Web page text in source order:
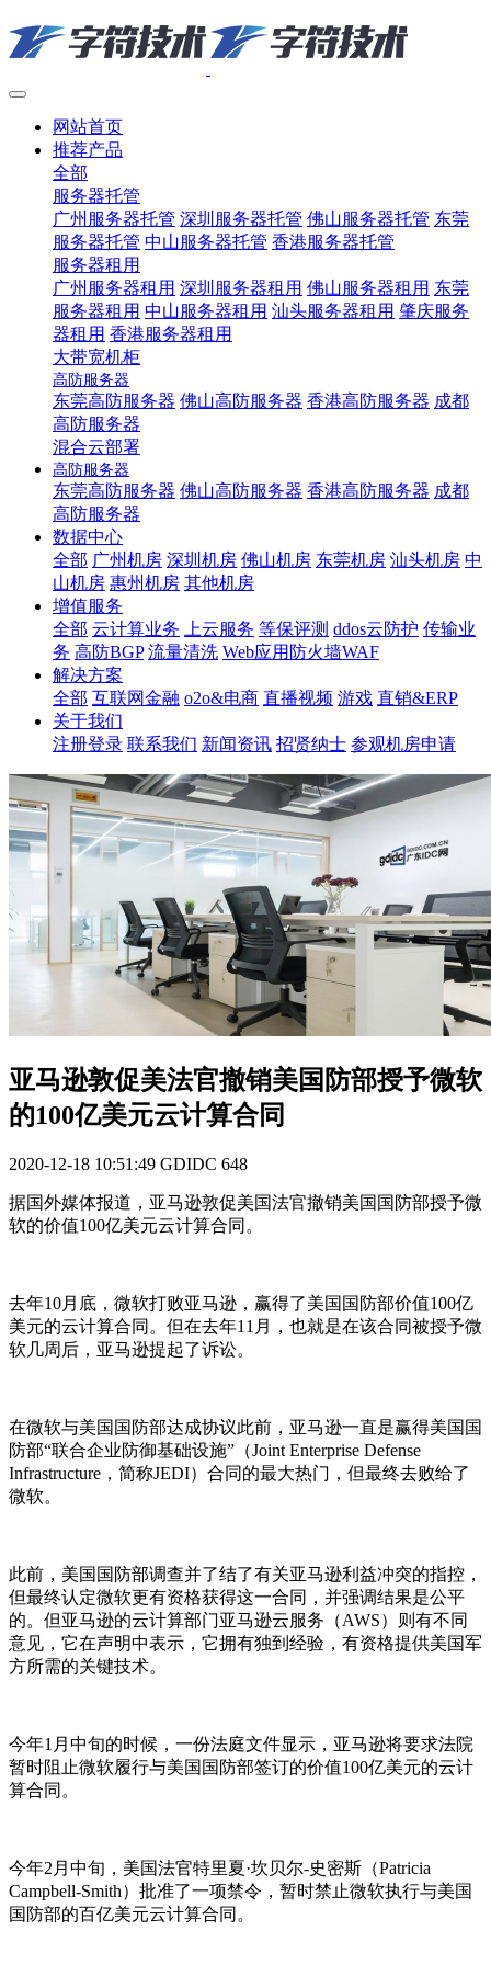
网站首页
推荐产品
全部
服务器托管
广州服务器托管 深圳服务器托管 佛山服务器托管 东莞
服务器托管 中山服务器托管 香港服务器托管
服务器租用
广州服务器租用 深圳服务器租用 佛山服务器租用 东莞
服务器租用 中山服务器租用 汕头服务器租用 肇庆服务
器租用 香港服务器租用
大带宽机柜
高防服务器
东莞高防服务器 佛山高防服务器 香港高防服务器 成都
高防服务器
混合云部署
高防服务器
东莞高防服务器 佛山高防服务器 香港高防服务器 成都
高防服务器
数据中心
全部 广州机房 深圳机房 佛山机房 东莞机房 汕头机房 中
山机房 惠州机房 其他机房
增值服务
全部 云计算业务 上云服务 等保评测 ddos云防护 传输业
务 高防BGP 流量清洗 Web应用防火墙WAF
解决方案
全部 互联网金融 o2o&电商 直播视频 游戏 直销&ERP
关于我们
注册登录 联系我们 新闻资讯 招贤纳士 参观机房申请
亚马逊敦促美法官撤销美国防部授予微软
的100亿美元云计算合同
2020-12-18 10:51:49 GDIDC 648
据国外媒体报道，亚马逊敦促美国法官撤销美国国防部授予微
软的价值100亿美元云计算合同。
去年10月底，微软打败亚马逊，赢得了美国国防部价值100亿
美元的云计算合同。但在去年11月，也就是在该合同被授予微
软几周后，亚马逊提起了诉讼。
在微软与美国国防部达成协议此前，亚马逊一直是赢得美国国
防部“联合企业防御基础设施”（Joint Enterprise Defense
Infrastructure，简称JEDI）合同的最大热门，但最终去败给了
微软。
此前，美国国防部调查并了结了有关亚马逊利益冲突的指控，
但最终认定微软更有资格获得这一合同，并强调结果是公平
的。但亚马逊的云计算部门亚马逊云服务（AWS）则有不同
意见，它在声明中表示，它拥有独到经验，有资格提供美国军
方所需的关键技术。
今年1月中旬的时候，一份法庭文件显示，亚马逊将要求法院
暂时阻止微软履行与美国国防部签订的价值100亿美元的云计
算合同。
今年2月中旬，美国法官特里夏·坎贝尔-史密斯（Patricia
Campbell-Smith）批准了一项禁令，暂时禁止微软执行与美国
国防部的百亿美元云计算合同。